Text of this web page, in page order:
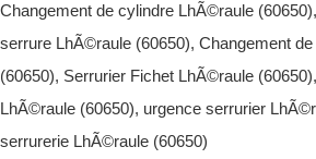
Changement de cylindre LhÃ©raule
serrure LhÃ©raule (60650), Changement
(60650), Serrurier Fichet LhÃ©raule
LhÃ©raule (60650), urgence serrurier
serrurerie LhÃ©raule (60650)